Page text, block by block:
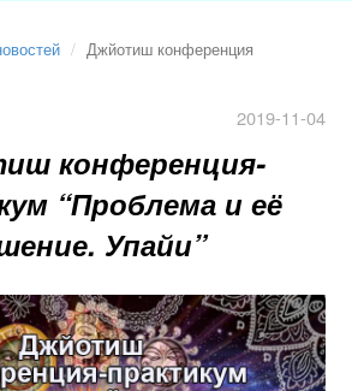
Джйотиш конференция
2019-11-04
конференция-
“Проблема и её
Упайи”